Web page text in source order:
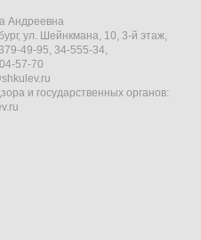
Андреевна
ул. Шейнкмана, 10, 3-й этаж,
49-95, 34-555-34,
57-70
и государственных органов: